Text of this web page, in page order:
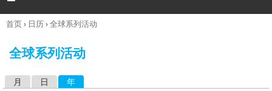
你
这
首页› 日历›全球系列活动
全球系列活动
月 日 年